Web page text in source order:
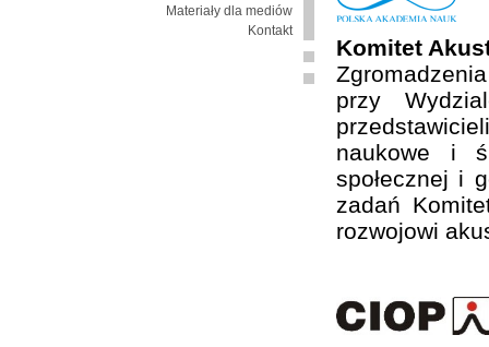
Materiały dla mediów
Kontakt
Komitet
przy
naukowe i
społecznej i
zadań
rozwojowi